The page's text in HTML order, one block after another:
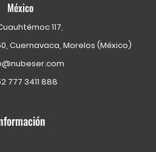
México
117,
Cuernavaca, Morelos (México)
777 3411 888